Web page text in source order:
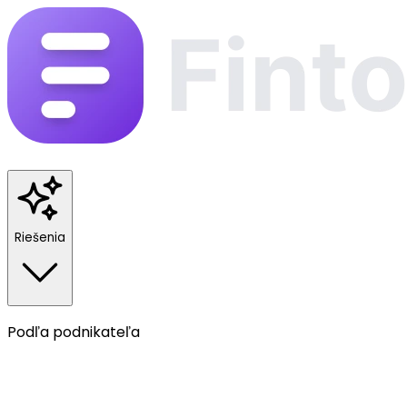
Riešenia
Podľa podnikateľa